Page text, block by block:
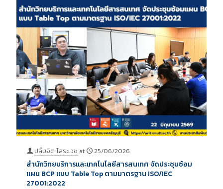
ปลื้มจิต โสระเวช at 25/06/2026
สำนักวิทยบริการและเทคโนโลยีสารสนเทศ จัดประชุมซ้อม
แผน BCP แบบ Table Top ตามมาตรฐาน ISO/IEC
27001:2022